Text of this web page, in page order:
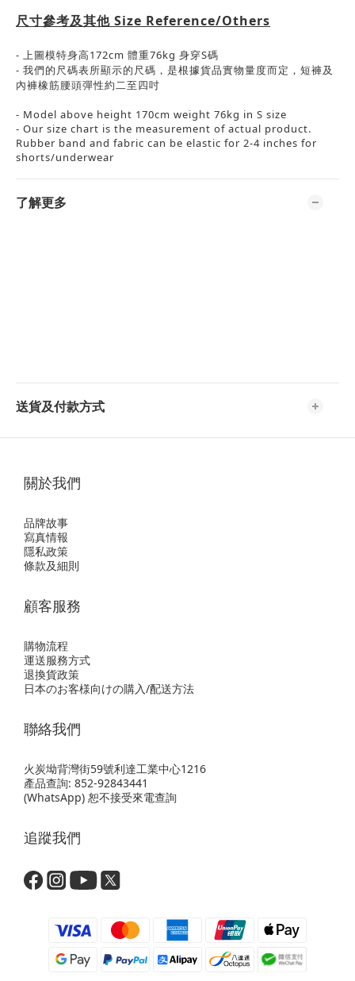
尺寸參考及其他 Size Reference/Others
- 上圖模特身高172cm 體重76kg 身穿S碼
- 我們的尺碼表所顯示的尺碼，是根據貨品實物量度而定，短褲及
內褲橡筋腰頭彈性約二至四吋
- Model above height 170cm weight 76kg in S size
- Our size chart is the measurement of actual product.
Rubber band and fabric can be elastic for 2-4 inches for
shorts/underwear
了解更多
送貨及付款方式
關於我們
品牌故事
寫真情報
隱私政策
條款及細則
顧客服務
購物流程
運送服務方式
退換貨政策
日本のお客様向けの購入/配送方法
聯絡我們
火炭坳背灣街59號利達工業中心1216
產品查詢: 852-92843441
(WhatsApp) 恕不接受來電查詢
追蹤我們